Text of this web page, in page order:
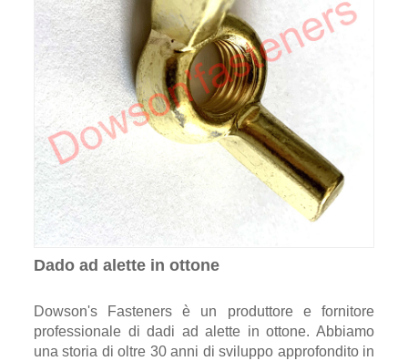
Dado ad alette in ottone
Dowson's Fasteners è un produttore e fornitore
professionale di dadi ad alette in ottone. Abbiamo
una storia di oltre 30 anni di sviluppo approfondito in